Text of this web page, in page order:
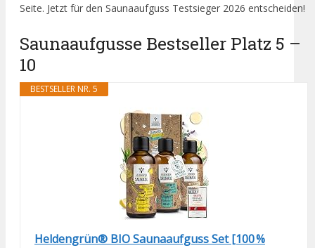
Seite. Jetzt für den Saunaaufguss Testsieger 2026 entscheiden!
Saunaaufgusse Bestseller Platz 5 –
10
BESTSELLER NR. 5
Heldengrün® BIO Saunaaufguss Set [100 %